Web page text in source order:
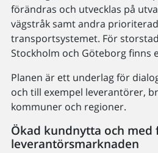
förändras och utvecklas på
vägstråk samt andra
transportsystemet. För
Stockholm och Göteborg finns
Planen är ett underlag för
och till exempel leverantörer,
kommuner och regioner.
Ökad kundnytta och med
leverantörsmarknaden